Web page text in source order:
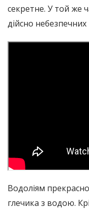
секретне. У той же
дійсно
Водоліям
глечика з водою.